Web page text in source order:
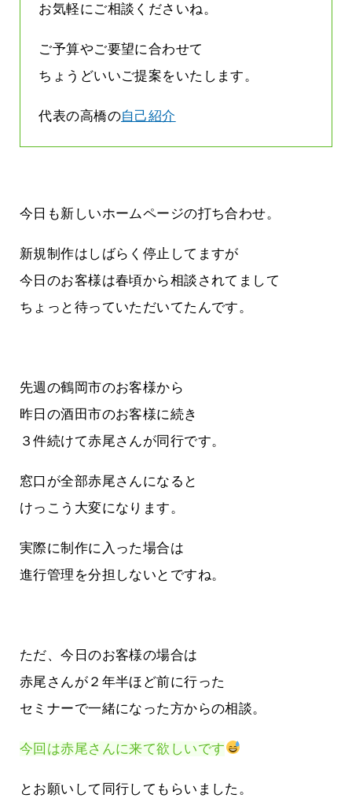
お気軽にご相談くださいね。
ご予算やご要望に合わせて
ちょうどいいご提案をいたします。
代表の高橋の自己紹介
今日も新しいホームページの打ち合わせ。
新規制作はしばらく停止してますが
今日のお客様は春頃から相談されてまして
ちょっと待っていただいてたんです。
先週の鶴岡市のお客様から
昨日の酒田市のお客様に続き
３件続けて赤尾さんが同行です。
窓口が全部赤尾さんになると
けっこう大変になります。
実際に制作に入った場合は
進行管理を分担しないとですね。
ただ、今日のお客様の場合は
赤尾さんが２年半ほど前に行った
セミナーで一緒になった方からの相談。
今回は赤尾さんに来て欲しいです
とお願いして同行してもらいました。